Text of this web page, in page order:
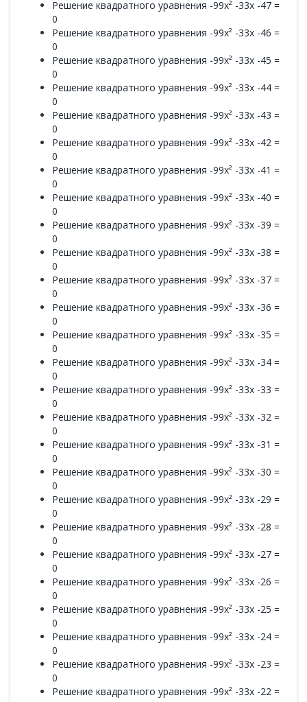
Решение квадратного уравнения -99x² -33x -47 =
0
Решение квадратного уравнения -99x² -33x -46 =
0
Решение квадратного уравнения -99x² -33x -45 =
0
Решение квадратного уравнения -99x² -33x -44 =
0
Решение квадратного уравнения -99x² -33x -43 =
0
Решение квадратного уравнения -99x² -33x -42 =
0
Решение квадратного уравнения -99x² -33x -41 =
0
Решение квадратного уравнения -99x² -33x -40 =
0
Решение квадратного уравнения -99x² -33x -39 =
0
Решение квадратного уравнения -99x² -33x -38 =
0
Решение квадратного уравнения -99x² -33x -37 =
0
Решение квадратного уравнения -99x² -33x -36 =
0
Решение квадратного уравнения -99x² -33x -35 =
0
Решение квадратного уравнения -99x² -33x -34 =
0
Решение квадратного уравнения -99x² -33x -33 =
0
Решение квадратного уравнения -99x² -33x -32 =
0
Решение квадратного уравнения -99x² -33x -31 =
0
Решение квадратного уравнения -99x² -33x -30 =
0
Решение квадратного уравнения -99x² -33x -29 =
0
Решение квадратного уравнения -99x² -33x -28 =
0
Решение квадратного уравнения -99x² -33x -27 =
0
Решение квадратного уравнения -99x² -33x -26 =
0
Решение квадратного уравнения -99x² -33x -25 =
0
Решение квадратного уравнения -99x² -33x -24 =
0
Решение квадратного уравнения -99x² -33x -23 =
0
Решение квадратного уравнения -99x² -33x -22 =